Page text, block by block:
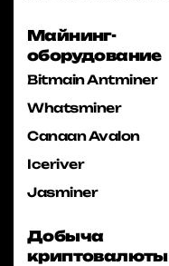
Майнинг-
оборудование
Bitmain Antminer
Whatsminer
Canaan Avalon
Iceriver
Jasminer
Добыча
криптовалюты